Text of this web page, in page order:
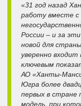
«31 год назад
работу вместе
России – и за
новой для
уверенно входит
ключевым
АО «Ханты-
Югра более
первых в стране
модель, при